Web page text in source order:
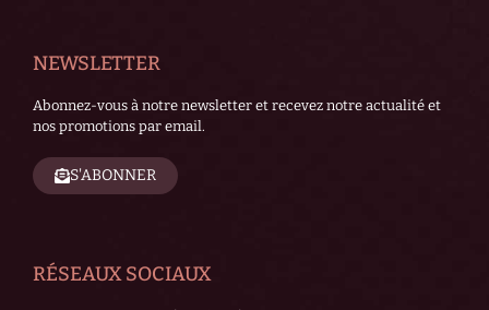
NEWSLETTER
Abonnez-vous à notre newsletter et recevez notre actualité et
nos promotions par email.
S'ABONNER
RÉSEAUX SOCIAUX